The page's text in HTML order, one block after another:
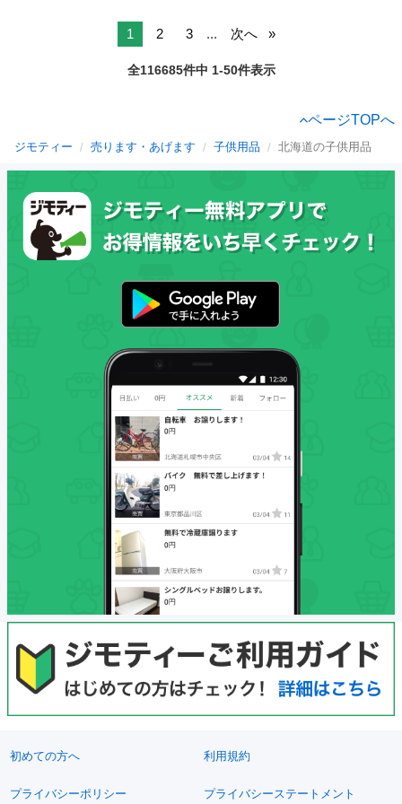
1 2 3 ... 次へ
全116685件中 1-50件表示
ページTOPへ
ジモティー 売ります・あげます 子供用品 北海道の子供用品
初めての方へ 利用規約
プライバシーポリシー プライバシーステートメント